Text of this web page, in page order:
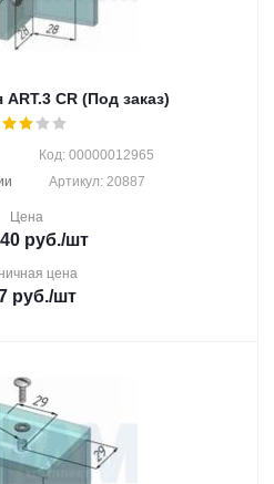
CR (Под заказ)
Код: 00000012965
Артикул: 20887
Цена
руб./шт
цена
руб./шт